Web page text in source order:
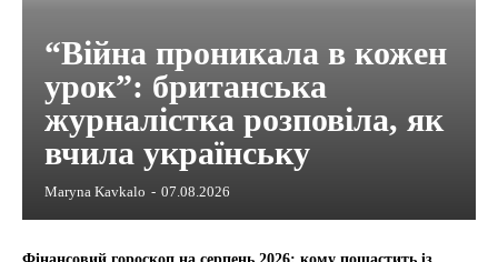
“Війна проникала в кожен
урок”: британська
журналістка розповіла, як
вчила українську
Maryna Kavkalo - 07.08.2026